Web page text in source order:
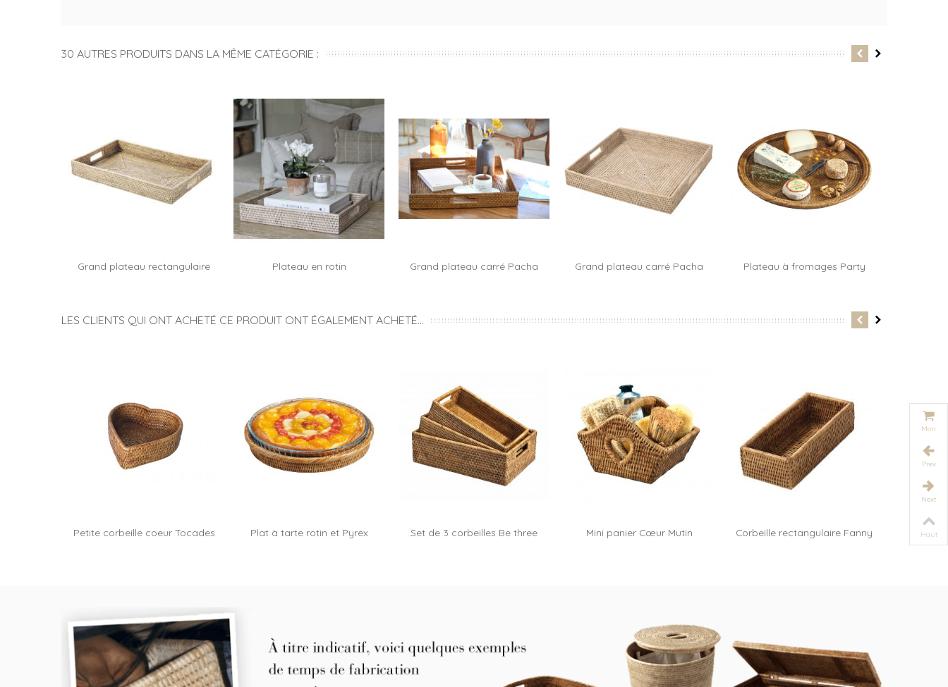
30 AUTRES PRODUITS DANS LA MÊME CATÉGORIE :
Ajouter au panier
Grand plateau rectangulaire
Ajouter au panier
Plateau en rotin
Ajouter au panier
Grand plateau carré Pacha Ajouter au panier
Grand plateau carré Pacha Ajouter au panier
Plateau à fromages Party
LES CLIENTS QUI ONT ACHETÉ CE PRODUIT ONT ÉGALEMENT ACHETÉ...
Petite corbeille coeur Tocades
Plat à tarte rotin et Pyrex
Set de 3 corbeilles Be three Ajouter au panier
Mini panier Cœur Mutin Corbeille rectangulaire Fanny Petit
Mon
Prev
Next
Haut